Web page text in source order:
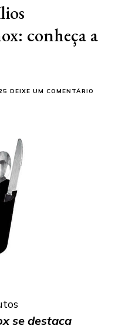
conheça a
DEIXE UM COMENTÁRIO
se destaca